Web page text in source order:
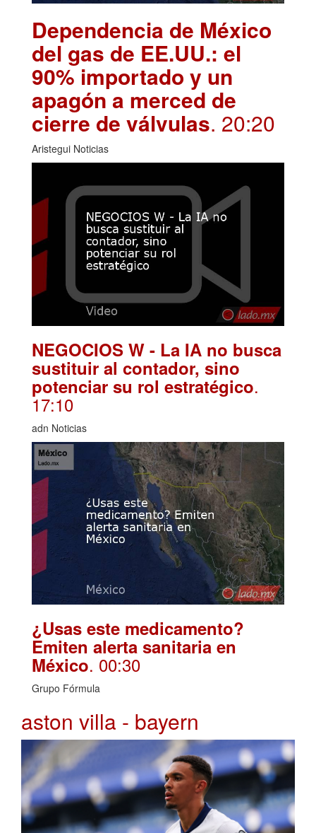
Dependencia de México
del gas de EE.UU.: el
90% importado y un
apagón a merced de
cierre de válvulas. 20:20
Aristegui Noticias
NEGOCIOS W - La IA no busca
sustituir al contador, sino
potenciar su rol estratégico.
17:10
adn Noticias
¿Usas este medicamento?
Emiten alerta sanitaria en
México. 00:30
Grupo Fórmula
aston villa - bayern